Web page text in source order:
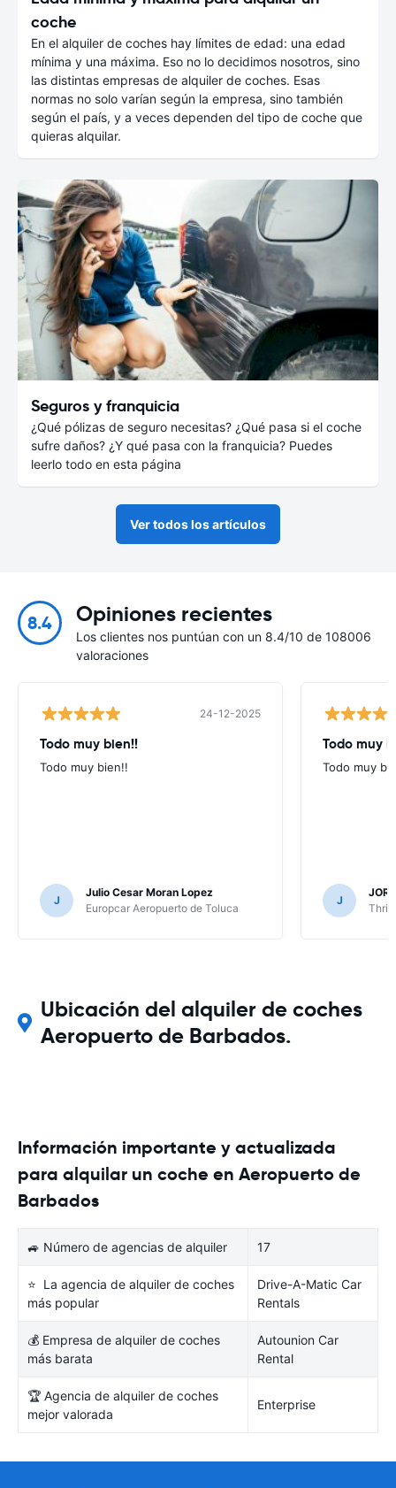
coche
En el alquiler de coches hay límites de edad: una edad
mínima y una máxima. Eso no lo decidimos nosotros, sino
las distintas empresas de alquiler de coches. Esas
normas no solo varían según la empresa, sino también
según el país, y a veces dependen del tipo de coche que
quieras alquilar.
Seguros y franquicia
¿Qué pólizas de seguro necesitas? ¿Qué pasa si el coche
sufre daños? ¿Y qué pasa con la franquicia? Puedes
leerlo todo en esta página
Ver todos los artículos
8.4 Opiniones recientes
Los clientes nos puntúan con un 8.4/10 de 108006
valoraciones
24-12-2025
Todo muy bien!!
Todo muy bien!!
J
Julio Cesar Moran Lopez
Europcar Aeropuerto de Toluca
Todo muy
Todo muy
J
Ubicación del alquiler de coches
Aeropuerto de Barbados.
Información importante y actualizada
para alquilar un coche en Aeropuerto de
Barbados
🚙 Número de agencias de alquiler 17
⭐ La agencia de alquiler de coches
más popular
Drive-A-Matic Car
Rentals
💰 Empresa de alquiler de coches
más barata
Autounion Car
Rental
🏆 Agencia de alquiler de coches
mejor valorada
Enterprise